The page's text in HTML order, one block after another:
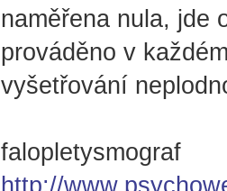
naměřena nula, jde
prováděno v
vyšetřování
falopletysmograf
http://